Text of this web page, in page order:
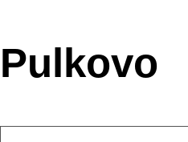
Pulkovo